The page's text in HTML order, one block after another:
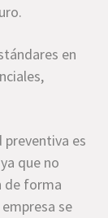
en
preventiva es
que no
de forma
se